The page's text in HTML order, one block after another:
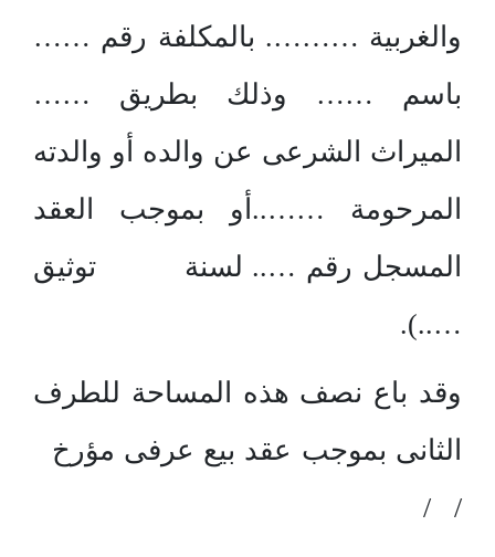
والغربية ………. بالمكلفة رقم ……
باسم …… وذلك بطريق ……
الميراث الشرعى عن والده أو والدته
المرحومة ……..أو بموجب العقد
المسجل رقم ….. لسنة توثيق
…..).
وقد باع نصف هذه المساحة للطرف
الثانى بموجب عقد بيع عرفى مؤرخ
/ /